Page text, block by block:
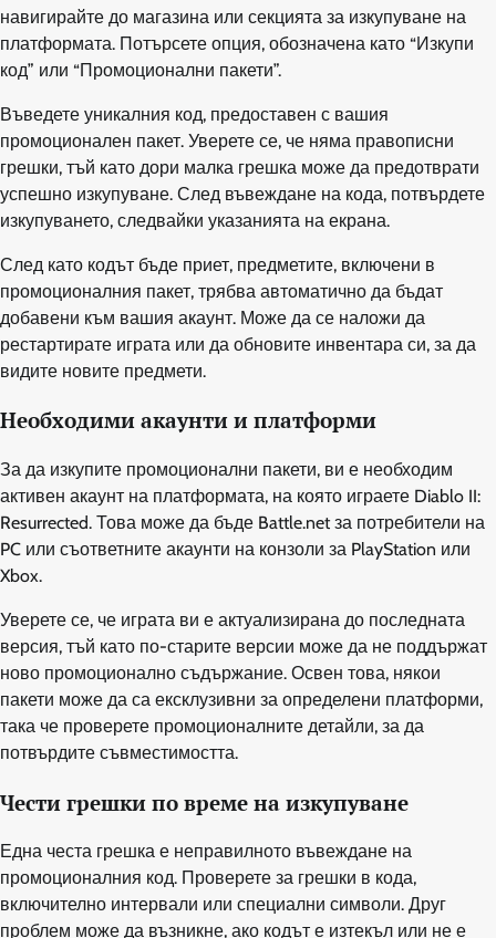
навигирайте до магазина или секцията за изкупуване на
платформата. Потърсете опция, обозначена като “Изкупи
код” или “Промоционални пакети”.
Въведете уникалния код, предоставен с вашия
промоционален пакет. Уверете се, че няма правописни
грешки, тъй като дори малка грешка може да предотврати
успешно изкупуване. След въвеждане на кода, потвърдете
изкупуването, следвайки указанията на екрана.
След като кодът бъде приет, предметите, включени в
промоционалния пакет, трябва автоматично да бъдат
добавени към вашия акаунт. Може да се наложи да
рестартирате играта или да обновите инвентара си, за да
видите новите предмети.
Необходими акаунти и платформи
За да изкупите промоционални пакети, ви е необходим
активен акаунт на платформата, на която играете Diablo II:
Resurrected. Това може да бъде Battle.net за потребители на
PC или съответните акаунти на конзоли за PlayStation или
Xbox.
Уверете се, че играта ви е актуализирана до последната
версия, тъй като по-старите версии може да не поддържат
ново промоционално съдържание. Освен това, някои
пакети може да са ексклузивни за определени платформи,
така че проверете промоционалните детайли, за да
потвърдите съвместимостта.
Чести грешки по време на изкупуване
Една честа грешка е неправилното въвеждане на
промоционалния код. Проверете за грешки в кода,
включително интервали или специални символи. Друг
проблем може да възникне, ако кодът е изтекъл или не е